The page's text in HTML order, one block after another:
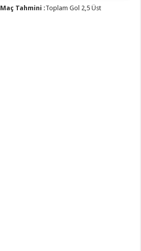
Maç Tahmini :Toplam Gol 2,5 Üst